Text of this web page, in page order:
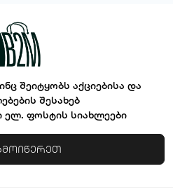
შეიტყობს აქციებისა და
შესახებ
ელ. ფოსტის სიახლეები